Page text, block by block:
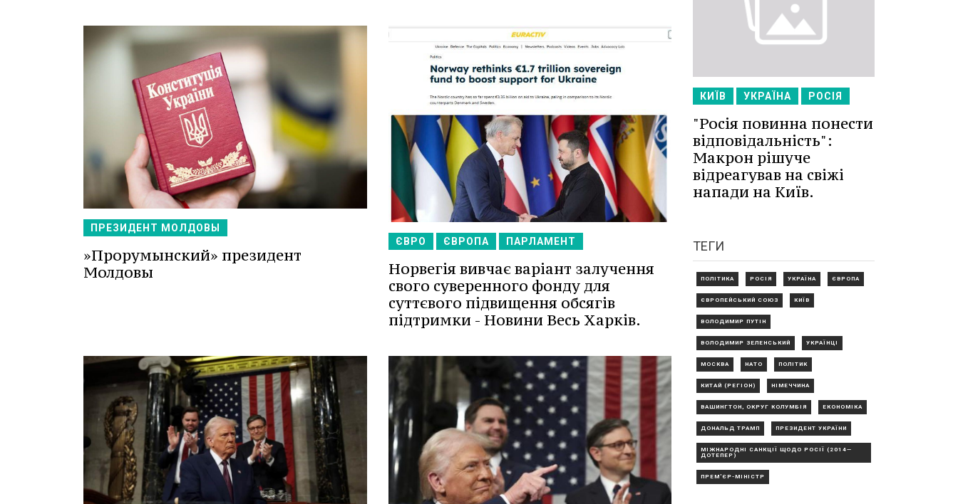
ПРЕЗИДЕНТ МОЛДОВЫ
»Прорумынский» президент
Молдовы
ЄВРО ЄВРОПА ПАРЛАМЕНТ
Норвегія вивчає варіант залучення
свого суверенного фонду для
суттєвого підвищення обсягів
підтримки - Новини Весь Харків.
КИЇВ УКРАЇНА РОСІЯ
"Росія повинна понести
відповідальність":
Макрон рішуче
відреагував на свіжі
напади на Київ.
ТЕГИ
ПОЛІТИКА РОСІЯ УКРАЇНА ЄВРОПА
ЄВРОПЕЙСЬКИЙ СОЮЗ КИЇВ
ВОЛОДИМИР ПУТІН
ВОЛОДИМИР ЗЕЛЕНСЬКИЙ УКРАЇНЦІ
МОСКВА НАТО ПОЛІТИК
КИТАЙ (РЕГІОН) НІМЕЧЧИНА
ВАШИНГТОН, ОКРУГ КОЛУМБІЯ ЕКОНОМІКА
ДОНАЛЬД ТРАМП ПРЕЗИДЕНТ УКРАЇНИ
МІЖНАРОДНІ САНКЦІЇ ЩОДО РОСІЇ (2014—
ДОТЕПЕР)
ПРЕМ'ЄР-МІНІСТР